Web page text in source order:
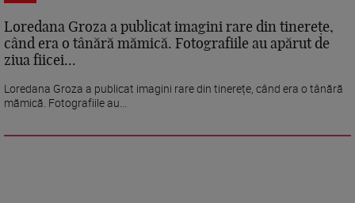
Loredana Groza a publicat imagini rare din tinerețe,
când era o tânără mămică. Fotografiile au apărut de
ziua fiicei...
Loredana Groza a publicat imagini rare din tinerețe, când era o tânără
mămică. Fotografiile au...